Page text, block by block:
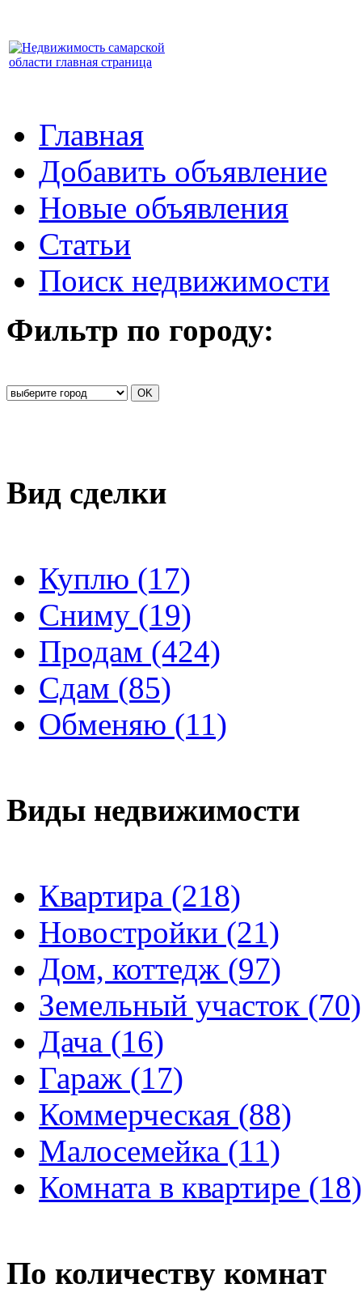
Главная
Добавить объявление
Новые объявления
Статьи
Поиск недвижимости
Фильтр по городу:
Вид сделки
Куплю (17)
Сниму (19)
Продам (424)
Сдам (85)
Обменяю (11)
Виды недвижимости
Квартира (218)
Новостройки (21)
Дом, коттедж (97)
Земельный участок (70)
Дача (16)
Гараж (17)
Коммерческая (88)
Малосемейка (11)
Комната в квартире (18)
По количеству комнат